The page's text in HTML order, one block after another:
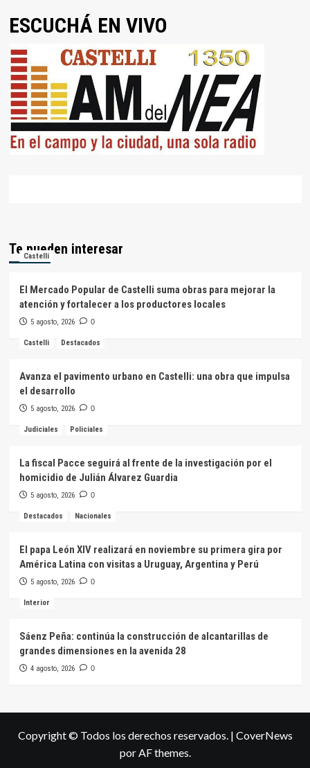
ESCUCHÁ EN VIVO
Te pueden interesar
Castelli
El Mercado Popular de Castelli suma obras para mejorar la
atención y fortalecer a los productores locales
5 agosto, 2026 0
Castelli Destacados
Avanza el pavimento urbano en Castelli: una obra que impulsa
el desarrollo
5 agosto, 2026 0
Judiciales Policiales
La fiscal Pacce seguirá al frente de la investigación por el
homicidio de Julián Álvarez Guardia
5 agosto, 2026 0
Destacados Nacionales
El papa León XIV realizará en noviembre su primera gira por
América Latina con visitas a Uruguay, Argentina y Perú
5 agosto, 2026 0
Interior
Sáenz Peña: continúa la construcción de alcantarillas de
grandes dimensiones en la avenida 28
4 agosto, 2026 0
Copyright © Todos los derechos reservados. | CoverNews
por AF themes.